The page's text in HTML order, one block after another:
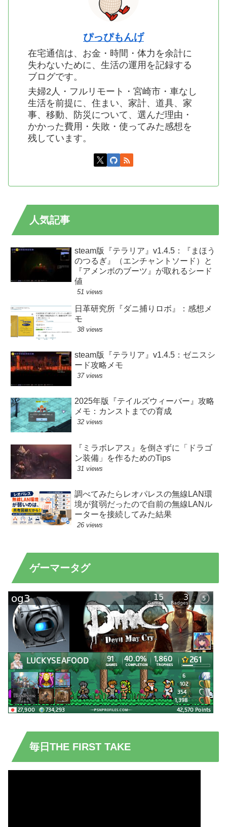
ぴっぴもんげ
在宅通信は、お金・時間・体力を余計に
失わないために、生活の運用を記録する
ブログです。
夫婦2人・フルリモート・宮崎市・車なし
生活を前提に、住まい、家計、道具、家
事、移動、防災について、選んだ理由・
かかった費用・失敗・使ってみた感想を
残しています。
人気記事
steam版『テラリア』v1.4.5：『まほう
のつるぎ』（エンチャントソード）と
『アメンボのブーツ』が取れるシード
値
51 views
日革研究所『ダニ捕りロボ』：感想メ
モ
38 views
steam版『テラリア』v1.4.5：ゼニスシ
ード攻略メモ
37 views
2025年版『テイルズウィーバー』攻略
メモ：カンストまでの育成
32 views
『ミラボレアス』を倒さずに「ドラゴ
ン装備」を作るためのTips
31 views
調べてみたらレオパレスの無線LAN環
境が貧弱だったので自前の無線LANル
ーターを接続してみた結果
26 views
ゲーマータグ
毎日THE FIRST TAKE